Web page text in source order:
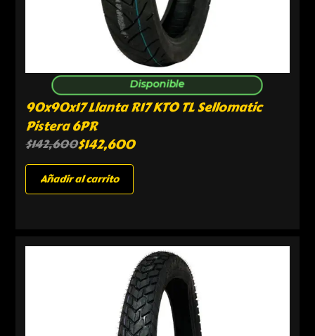
Disponible
90x90x17 Llanta R17 KTO TL Sellomatic
Pistera 6PR
$142,600$142,600
Añadir al carrito